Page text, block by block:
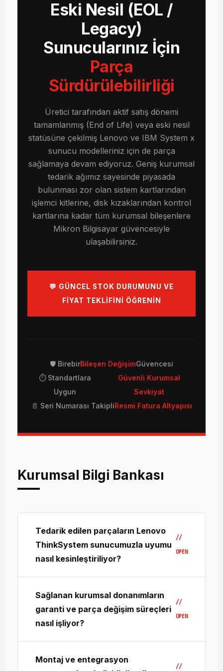
Eski Nesil (EOL /
Legacy)
Sunucularınız İçin
Parça
Sürdürülebilirliği
Üretici tarafından aktif satış dönemi
tamamlanmış (End of Life) veya eski nesil
statüsüne çekilmiş Lenovo ve IBM System x
sunucu modelleriniz için de parça
sağlamaya devam ediyoruz. Geniş kurumsal
tedarik ağımız sayesinde piyasada
bulunması zor olan sistem kartlarından
işlemci kitlerine, disk kızaklarından kontrol
kartlarına kadar tüm kurumsal bileşenlere
Mikron Bilgisayar güvencesiyle
ulaşabilirsiniz.
💬 GÜNCEL STOK DURUMUNU VE
FİYAT TEKLİFİNİ ÖĞRENİN
🛡️ BirebirBileşen DeğişimGüvencesi
⏱️ Standartlara
Uygun
Güvenli Kurumsal
Sevkiyat
📄 Seri Numarası TakipliResmi Fatura Altyapısı
Kurumsal Bilgi Bankası
Tedarik edilen parçaların Lenovo
ThinkSystem sunucumuzla uyumu
nasıl kesinleştiriliyor?
standartlarındadır. Parçaların üzerinde yer
alan benzersiz FRU veya parça kodları,
altyapınızda bulunan sunucunun Machine
taranarak teknik ekibimizce
Sağlanan kurumsal donanımların
garanti ve parça değişim süreçleri
nasıl işliyor?
kapsamında; sıfır kutulu veya orijinal bulk
Montaj ve entegrasyon